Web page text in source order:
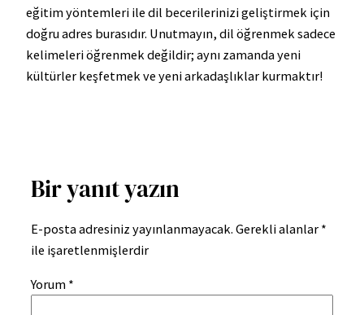
eğitim yöntemleri ile dil becerilerinizi geliştirmek için
doğru adres burasıdır. Unutmayın, dil öğrenmek sadece
kelimeleri öğrenmek değildir; aynı zamanda yeni
kültürler keşfetmek ve yeni arkadaşlıklar kurmaktır!
Bir yanıt yazın
E-posta adresiniz yayınlanmayacak. Gerekli alanlar *
ile işaretlenmişlerdir
Yorum *